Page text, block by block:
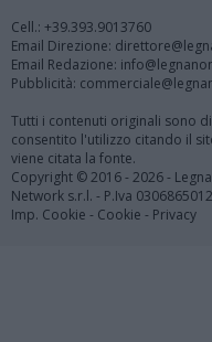
Cell.: +39.393.9013760
Email Direzione:
Email Redazione:
Pubblicità:
Tutti i contenuti originali sono
consentito l'utilizzo citando il
viene citata la fonte.
Copyright © 2016 - 2026 -
Network s.r.l. - P.Iva
Imp. Cookie - Cookie - Privacy